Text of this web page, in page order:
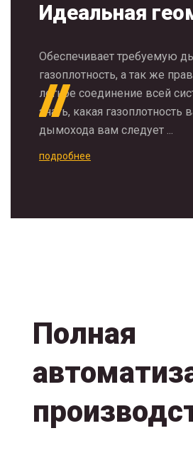
Идеальная
Обеспечивает требуемую
газоплотность, а так же
легкое соединение всей
знать, какая газоплотность
дымохода вам следует ...
подробнее
Полная